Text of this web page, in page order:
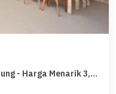
Rumah Area Luxury Jimbaran, Badung - Harga Menarik 3,6 Miliar